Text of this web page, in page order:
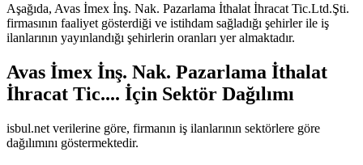
Aşağıda, Avas İmex İnş. Nak. Pazarlama İthalat İhracat Tic.Ltd.Şti.
firmasının faaliyet gösterdiği ve istihdam sağladığı şehirler ile iş
ilanlarının yayınlandığı şehirlerin oranları yer almaktadır.
Avas İmex İnş. Nak. Pazarlama İthalat
İhracat Tic.... İçin Sektör Dağılımı
isbul.net verilerine göre, firmanın iş ilanlarının sektörlere göre
dağılımını göstermektedir.